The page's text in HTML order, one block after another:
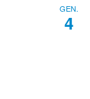
GEN.
4